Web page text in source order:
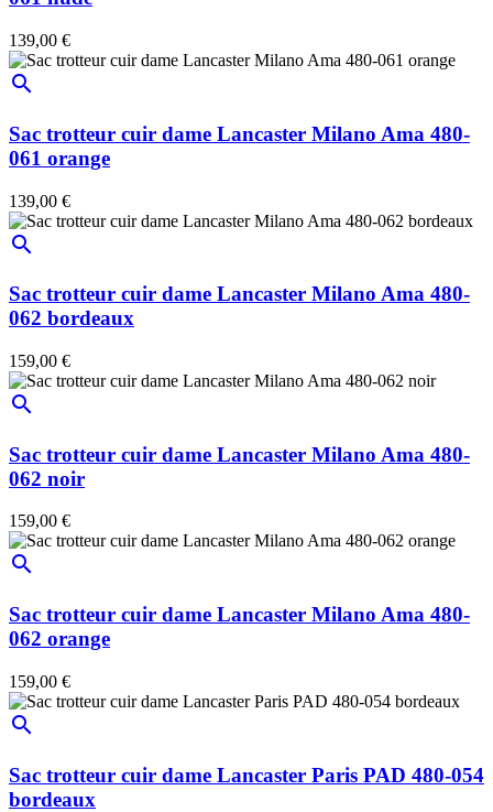
139,00 €
search
Sac trotteur cuir dame Lancaster Milano Ama 480-
061 orange
139,00 €
search
Sac trotteur cuir dame Lancaster Milano Ama 480-
062 bordeaux
159,00 €
search
Sac trotteur cuir dame Lancaster Milano Ama 480-
062 noir
159,00 €
search
Sac trotteur cuir dame Lancaster Milano Ama 480-
062 orange
159,00 €
search
Sac trotteur cuir dame Lancaster Paris PAD 480-054
bordeaux